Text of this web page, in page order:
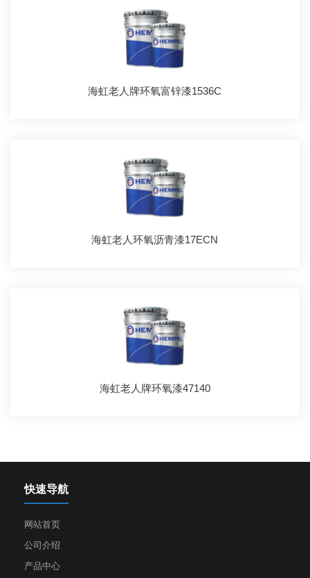
海虹老人牌环氧富锌漆1536C
海虹老人环氧沥青漆17ECN
海虹老人牌环氧漆47140
快速导航
网站首页
公司介绍
产品中心